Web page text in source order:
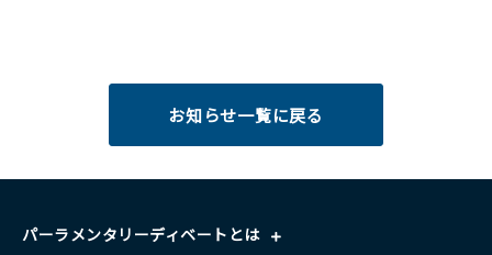
お知らせ一覧に戻る
パーラメンタリーディベートとは